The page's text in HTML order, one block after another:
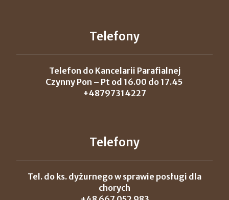
Telefony
Telefon do Kancelarii Parafialnej
Czynny Pon – Pt od 16.00 do 17.45
+48797314227
Telefony
Tel. do ks. dyżurnego w sprawie posługi dla
chorych